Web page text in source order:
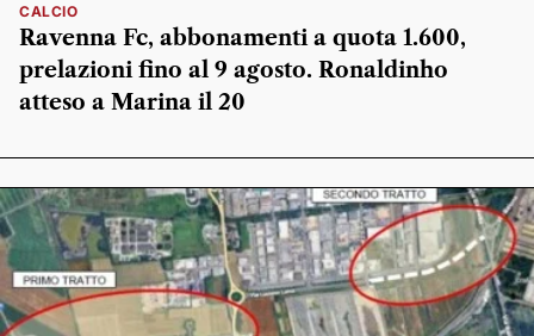
CALCIO
Ravenna Fc, abbonamenti a quota 1.600,
prelazioni fino al 9 agosto. Ronaldinho
atteso a Marina il 20